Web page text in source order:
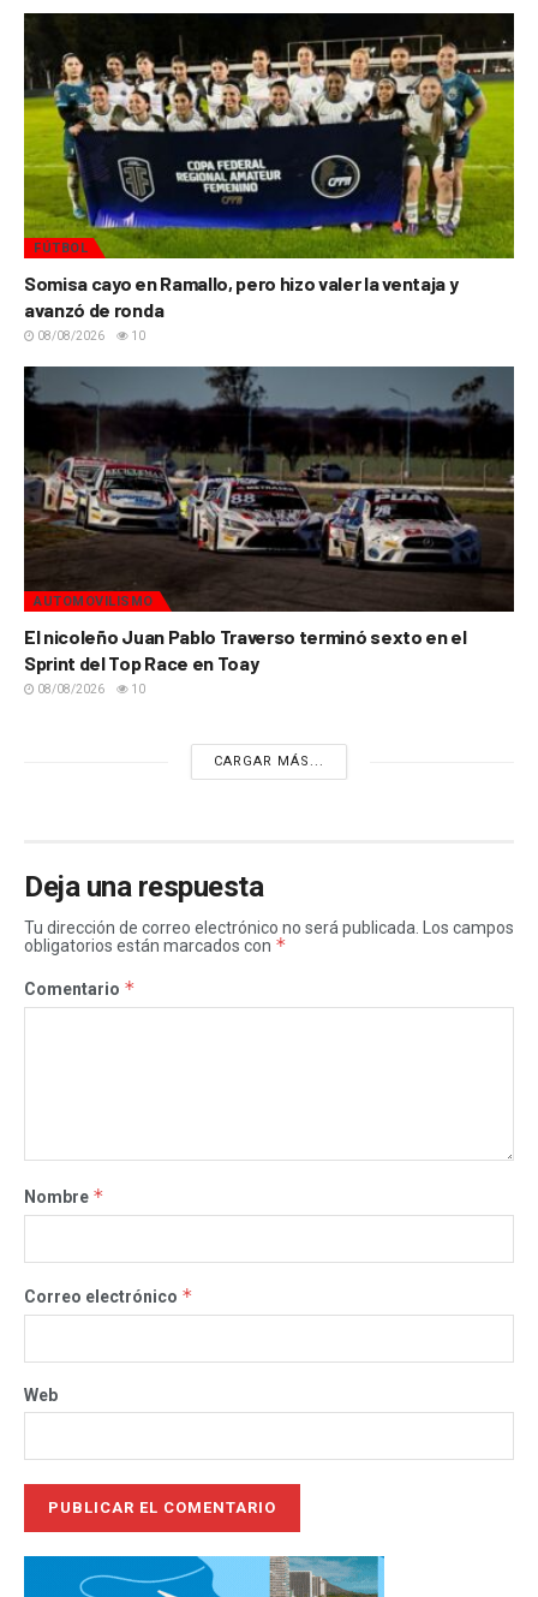
FÚTBOL
Somisa cayo en Ramallo, pero hizo valer la ventaja y
avanzó de ronda
08/08/2026 10
AUTOMOVILISMO
El nicoleño Juan Pablo Traverso terminó sexto en el
Sprint del Top Race en Toay
08/08/2026 10
CARGAR MÁS...
Deja una respuesta
Tu dirección de correo electrónico no será publicada. Los campos
obligatorios están marcados con *
Comentario *
Nombre *
Correo electrónico *
Web